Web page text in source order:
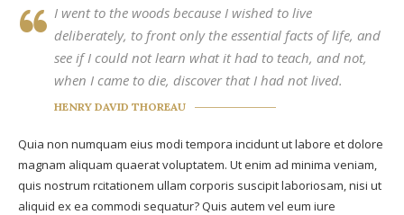
I went to the woods because I wished to live
deliberately, to front only the essential facts of life, and
see if I could not learn what it had to teach, and not,
when I came to die, discover that I had not lived.
HENRY DAVID THOREAU
Quia non numquam eius modi tempora incidunt ut labore et dolore
magnam aliquam quaerat voluptatem. Ut enim ad minima veniam,
quis nostrum rcitationem ullam corporis suscipit laboriosam, nisi ut
aliquid ex ea commodi sequatur? Quis autem vel eum iure